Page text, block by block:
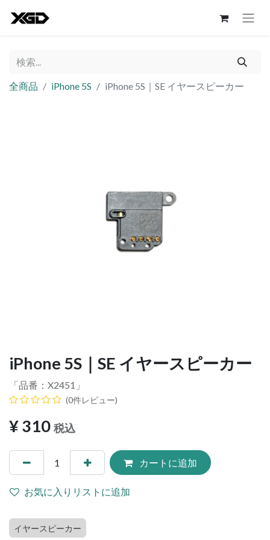
全商品 iPhone 5S iPhone 5S｜SE イヤースピーカー
iPhone 5S｜SE イヤースピーカー
「品番： X2451 」
(0件レビュー)
¥310 税込
カートに追加
お気に入りリストに追加
イヤースピーカー